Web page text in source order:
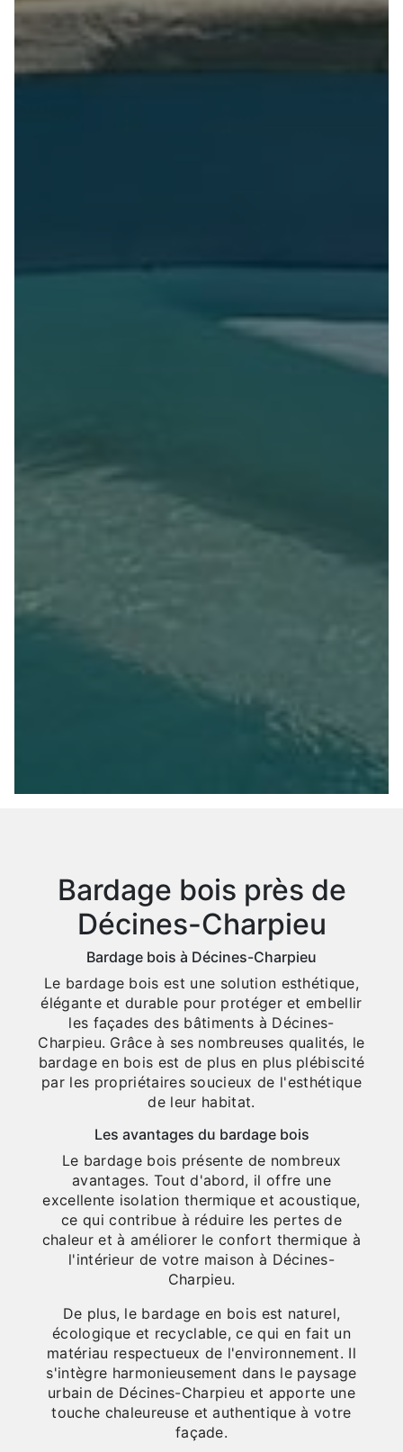
Bardage bois près de
Décines-Charpieu
Bardage bois à Décines-Charpieu
Le bardage bois est une solution esthétique,
élégante et durable pour protéger et embellir
les façades des bâtiments à Décines-
Charpieu. Grâce à ses nombreuses qualités, le
bardage en bois est de plus en plus plébiscité
par les propriétaires soucieux de l'esthétique
de leur habitat.
Les avantages du bardage bois
Le bardage bois présente de nombreux
avantages. Tout d'abord, il offre une
excellente isolation thermique et acoustique,
ce qui contribue à réduire les pertes de
chaleur et à améliorer le confort thermique à
l'intérieur de votre maison à Décines-
Charpieu.
De plus, le bardage en bois est naturel,
écologique et recyclable, ce qui en fait un
matériau respectueux de l'environnement. Il
s'intègre harmonieusement dans le paysage
urbain de Décines-Charpieu et apporte une
touche chaleureuse et authentique à votre
façade.